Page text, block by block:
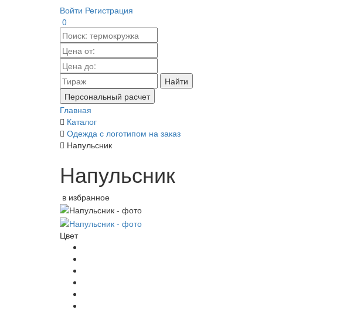
Войти Регистрация
0
Найти
Персональный расчет
Главная
Каталог
Одежда с логотипом на заказ
Напульсник
Напульсник
в избранное
Цвет